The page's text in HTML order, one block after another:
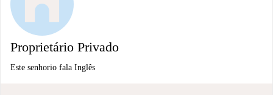
Proprietário Privado
Este senhorio fala Inglês